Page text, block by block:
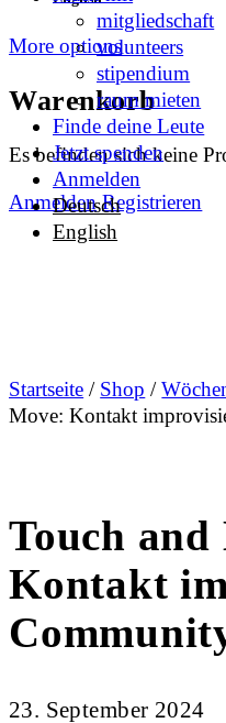
More options
Warenkorb
Es befinden sich keine
Anmelden Registrieren
mitgliedschaft
volunteers
stipendium
raum mieten
Finde deine Leute
Jetzt spenden
Anmelden
Deutsch
English
Startseite / Shop /
Move: Kontakt
Touch and
Kontakt
23. September 2024